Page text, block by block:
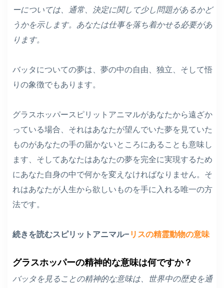
ーについては、通常、決定に関して少し問題があるかど
うかを示します。あなたは仕事を落ち着かせる必要があ
ります。
バッタについての夢は、夢の中の自由、独立、そして悟
りの象徴でもあります。
グラスホッパースピリットアニマルがあなたから遠ざか
っている場合、それはあなたが望んでいた夢を見ていた
ものがあなたの手の届かないところにあることも意味し
ます、そしてあなたはあなたの夢を完全に実現するため
にあなた自身の中で何かを変えなければなりません。そ
れはあなたが人生から欲しいものを手に入れる唯一の方
法です。
続きを読むスピリットアニマル– リスの精霊動物の意味
グラスホッパーの精神的な意味は何ですか？
バッタを見ることの精神的な意味は、世界中の歴史を通